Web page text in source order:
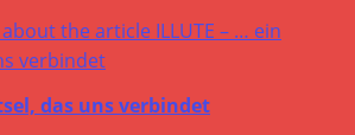
das uns verbindet